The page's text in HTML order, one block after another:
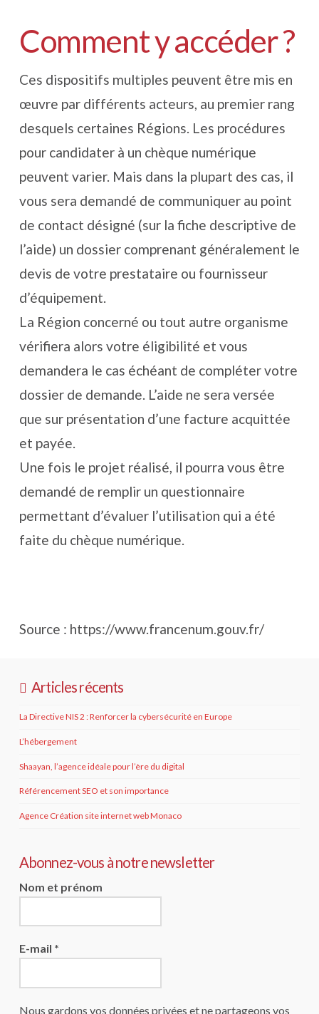
Comment y accéder ?
Ces dispositifs multiples peuvent être mis en
œuvre par différents acteurs, au premier rang
desquels certaines Régions. Les procédures
pour candidater à un chèque numérique
peuvent varier. Mais dans la plupart des cas, il
vous sera demandé de communiquer au point
de contact désigné (sur la fiche descriptive de
l’aide) un dossier comprenant généralement le
devis de votre prestataire ou fournisseur
d’équipement.
La Région concerné ou tout autre organisme
vérifiera alors votre éligibilité et vous
demandera le cas échéant de compléter votre
dossier de demande. L’aide ne sera versée
que sur présentation d’une facture acquittée
et payée.
Une fois le projet réalisé, il pourra vous être
demandé de remplir un questionnaire
permettant d’évaluer l’utilisation qui a été
faite du chèque numérique.
Source : https://www.francenum.gouv.fr/
Articles récents
La Directive NIS 2 : Renforcer la cybersécurité en Europe
L’hébergement
Shaayan, l’agence idéale pour l’ère du digital
Référencement SEO et son importance
Agence Création site internet web Monaco
Abonnez-vous à notre newsletter
Nom et prénom
E-mail *
Nous gardons vos données privées et ne partageons vos